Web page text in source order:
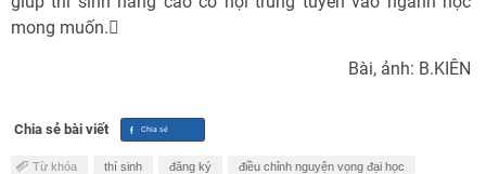
mong muốn.
Bài, ảnh: B.KIÊN
Chia sẻ bài viết
Từ khóa thí sinh đăng ký điều chỉnh nguyện vọng đại học